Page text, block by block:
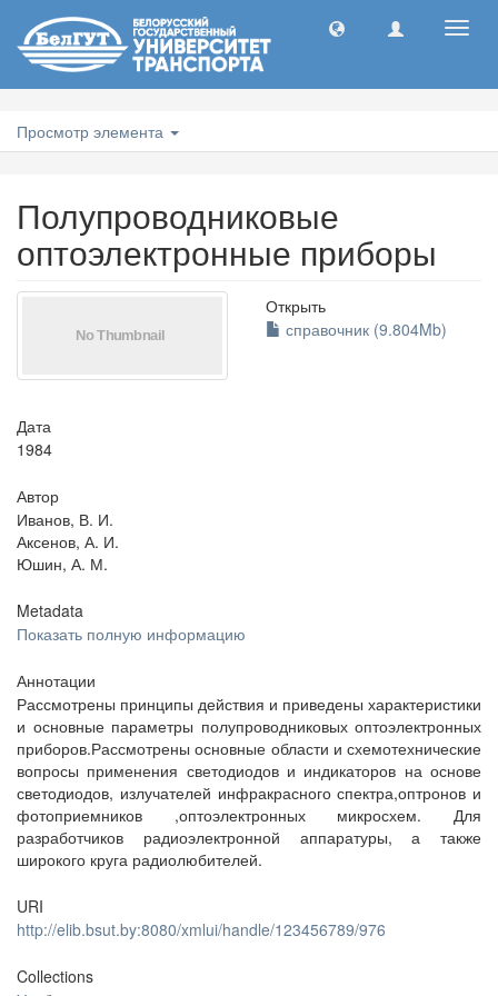
Просмотр элемента
Полупроводниковые
оптоэлектронные приборы
Открыть
справочник (9.804Mb)
Дата
1984
Автор
Иванов, В. И.
Аксенов, А. И.
Юшин, А. М.
Metadata
Показать полную информацию
Аннотации
Рассмотрены принципы действия и приведены характеристики
и основные параметры полупроводниковых оптоэлектронных
приборов.Рассмотрены основные области и схемотехнические
вопросы применения светодиодов и индикаторов на основе
светодиодов, излучателей инфракрасного спектра,оптронов и
фотоприемников ,оптоэлектронных микросхем. Для
разработчиков радиоэлектронной аппаратуры, а также
широкого круга радиолюбителей.
URI
http://elib.bsut.by:8080/xmlui/handle/123456789/976
Collections